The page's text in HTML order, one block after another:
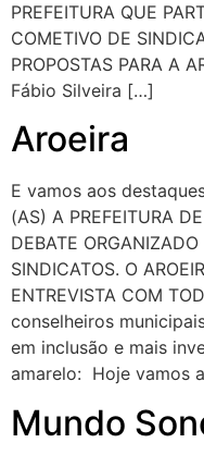
PREFEITURA QUE
COMETIVO DE
PROPOSTAS PARA A
Fábio Silveira […]
Aroeira
E vamos aos
(AS) A PREFEITURA
DEBATE
SINDICATOS. O
ENTREVISTA COM
conselheiros
em inclusão e mais
amarelo: Hoje vamos
Mundo